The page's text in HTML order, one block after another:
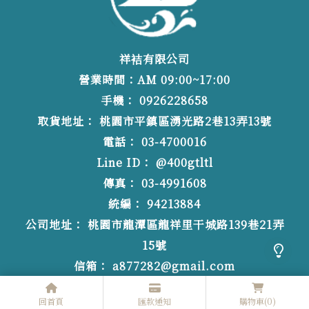
回首頁 匯款通知 購物車(0)
祥袺有限公司
營業時間：AM 09:00~17:00
@400gtltl
03-4700016
0926228658
03-4991608
94213884
a877282@gmail.com
桃園市龍潭區龍祥里干城路139巷21弄
15號
桃園市平鎮區湧光路2巷13弄13號